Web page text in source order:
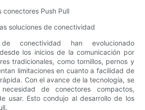
conectores Push Pull
soluciones de conectividad
conectividad han evolucionado
los inicios de la comunicación por
tradicionales, como tornillos, pernos y
limitaciones en cuanto a facilidad de
Con el avance de la tecnología, se
de conectores compactos,
usar. Esto condujo al desarrollo de los